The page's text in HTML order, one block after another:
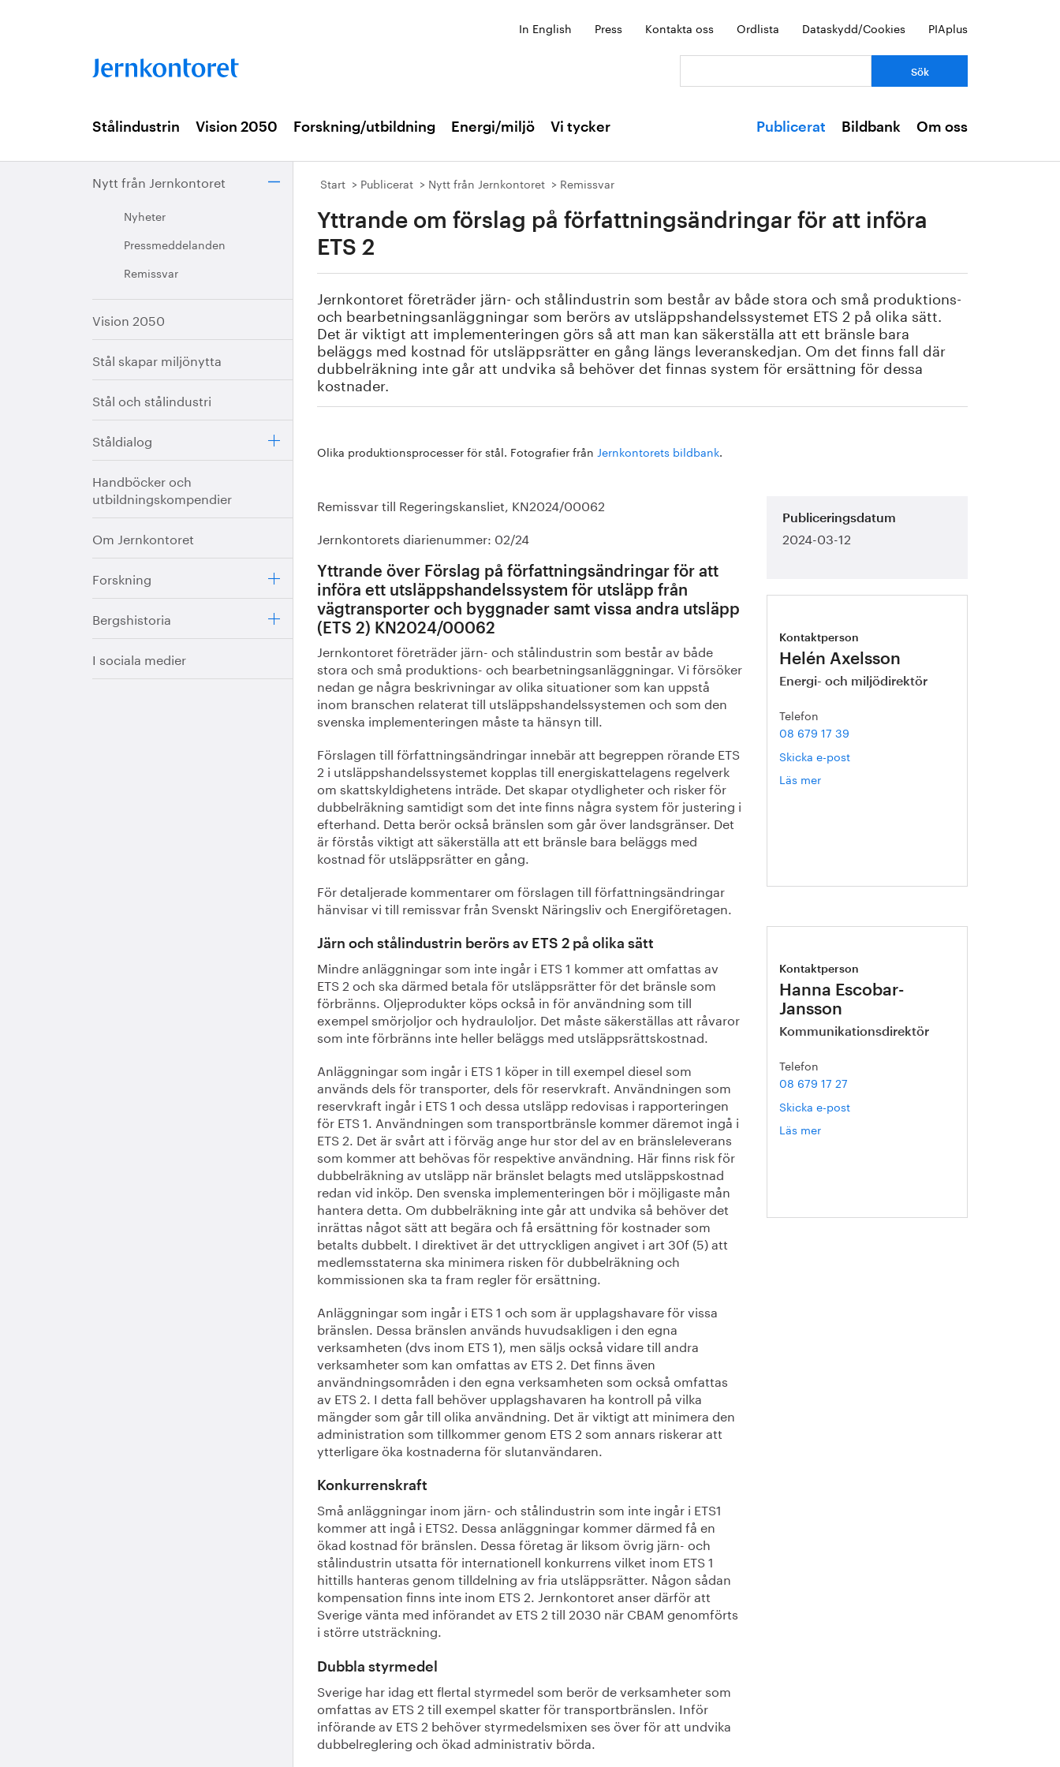
In English Press Kontakta oss Ordlista Dataskydd/Cookies PIAplus
Stålindustrin Vision 2050 Forskning/utbildning Energi/miljö Vi tycker Publicerat Bildbank Om oss
Nytt från Jernkontoret
Nyheter
Pressmeddelanden
Remissvar
Vision 2050
Stål skapar miljönytta
Stål och stålindustri
Ståldialog
Handböcker och
utbildningskompendier
Om Jernkontoret
Forskning
Bergshistoria
I sociala medier
Start Publicerat Nytt från Jernkontoret Remissvar
Yttrande om förslag på författningsändringar för att införa
ETS 2
Jernkontoret företräder järn- och stålindustrin som består av både stora och små produktions-
och bearbetningsanläggningar som berörs av utsläppshandelssystemet ETS 2 på olika sätt.
Det är viktigt att implementeringen görs så att man kan säkerställa att ett bränsle bara
beläggs med kostnad för utsläppsrätter en gång längs leveranskedjan. Om det finns fall där
dubbelräkning inte går att undvika så behöver det finnas system för ersättning för dessa
kostnader.
Olika produktionsprocesser för stål. Fotografier från Jernkontorets bildbank.
Remissvar till Regeringskansliet, KN2024/00062
Jernkontorets diarienummer: 02/24
Yttrande över Förslag på författningsändringar för att
införa ett utsläppshandelssystem för utsläpp från
vägtransporter och byggnader samt vissa andra utsläpp
(ETS 2) KN2024/00062
Jernkontoret företräder järn- och stålindustrin som består av både
stora och små produktions- och bearbetningsanläggningar. Vi försöker
nedan ge några beskrivningar av olika situationer som kan uppstå
inom branschen relaterat till utsläppshandelssystemen och som den
svenska implementeringen måste ta hänsyn till.
Förslagen till författningsändringar innebär att begreppen rörande ETS
2 i utsläppshandelssystemet kopplas till energiskattelagens regelverk
om skattskyldighetens inträde. Det skapar otydligheter och risker för
dubbelräkning samtidigt som det inte finns några system för justering i
efterhand. Detta berör också bränslen som går över landsgränser. Det
är förstås viktigt att säkerställa att ett bränsle bara beläggs med
kostnad för utsläppsrätter en gång.
För detaljerade kommentarer om förslagen till författningsändringar
hänvisar vi till remissvar från Svenskt Näringsliv och Energiföretagen.
Järn och stålindustrin berörs av ETS 2 på olika sätt
Mindre anläggningar som inte ingår i ETS 1 kommer att omfattas av
ETS 2 och ska därmed betala för utsläppsrätter för det bränsle som
förbränns. Oljeprodukter köps också in för användning som till
exempel smörjoljor och hydrauloljor. Det måste säkerställas att råvaror
som inte förbränns inte heller beläggs med utsläppsrättskostnad.
Anläggningar som ingår i ETS 1 köper in till exempel diesel som
används dels för transporter, dels för reservkraft. Användningen som
reservkraft ingår i ETS 1 och dessa utsläpp redovisas i rapporteringen
för ETS 1. Användningen som transportbränsle kommer däremot ingå i
ETS 2. Det är svårt att i förväg ange hur stor del av en bränsleleverans
som kommer att behövas för respektive användning. Här finns risk för
dubbelräkning av utsläpp när bränslet belagts med utsläppskostnad
redan vid inköp. Den svenska implementeringen bör i möjligaste mån
hantera detta. Om dubbelräkning inte går att undvika så behöver det
inrättas något sätt att begära och få ersättning för kostnader som
betalts dubbelt. I direktivet är det uttryckligen angivet i art 30f (5) att
medlemsstaterna ska minimera risken för dubbelräkning och
kommissionen ska ta fram regler för ersättning.
Anläggningar som ingår i ETS 1 och som är upplagshavare för vissa
bränslen. Dessa bränslen används huvudsakligen i den egna
verksamheten (dvs inom ETS 1), men säljs också vidare till andra
verksamheter som kan omfattas av ETS 2. Det finns även
användningsområden i den egna verksamheten som också omfattas
av ETS 2. I detta fall behöver upplagshavaren ha kontroll på vilka
mängder som går till olika användning. Det är viktigt att minimera den
administration som tillkommer genom ETS 2 som annars riskerar att
ytterligare öka kostnaderna för slutanvändaren.
Konkurrenskraft
Små anläggningar inom järn- och stålindustrin som inte ingår i ETS1
kommer att ingå i ETS2. Dessa anläggningar kommer därmed få en
ökad kostnad för bränslen. Dessa företag är liksom övrig järn- och
stålindustrin utsatta för internationell konkurrens vilket inom ETS 1
hittills hanteras genom tilldelning av fria utsläppsrätter. Någon sådan
kompensation finns inte inom ETS 2. Jernkontoret anser därför att
Sverige vänta med införandet av ETS 2 till 2030 när CBAM genomförts
i större utsträckning.
Dubbla styrmedel
Sverige har idag ett flertal styrmedel som berör de verksamheter som
omfattas av ETS 2 till exempel skatter för transportbränslen. Inför
införande av ETS 2 behöver styrmedelsmixen ses över för att undvika
dubbelreglering och ökad administrativ börda.
Publiceringsdatum
2024-03-12
Kontaktperson
Helén Axelsson
Energi- och miljödirektör
Telefon
08 679 17 39
Skicka e-post
Läs mer
Kontaktperson
Hanna Escobar-
Jansson
Kommunikationsdirektör
Telefon
08 679 17 27
Skicka e-post
Läs mer